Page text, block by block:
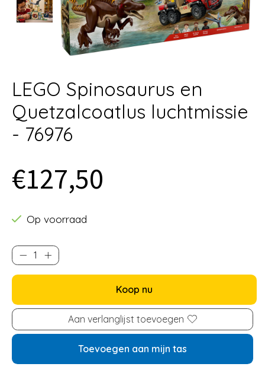
LEGO Spinosaurus en
Quetzalcoatlus luchtmissie
- 76976
€127,50
Op voorraad
Koop nu
Aan verlanglijst toevoegen
Toevoegen aan mijn tas